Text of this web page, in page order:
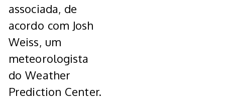
associada, de
acordo com Josh
Weiss, um
meteorologista
do Weather
Prediction Center.